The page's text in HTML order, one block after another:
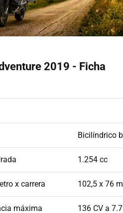
2019 - Ficha
Bicilíndrico
1.254 cc
x carrera 102,5 x 76
máxima 136 CV a